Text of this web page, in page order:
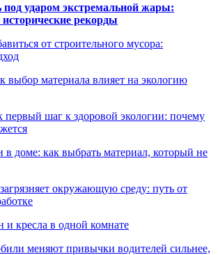
под ударом экстремальной жары:
исторические рекорды
от строительного мусора:
выбор материала влияет на экологию
первый шаг к здоровой экологии: почему
доме: как выбрать материал, который не
окружающую среду: путь от
и кресла в одной комнате
меняют привычки водителей сильнее,